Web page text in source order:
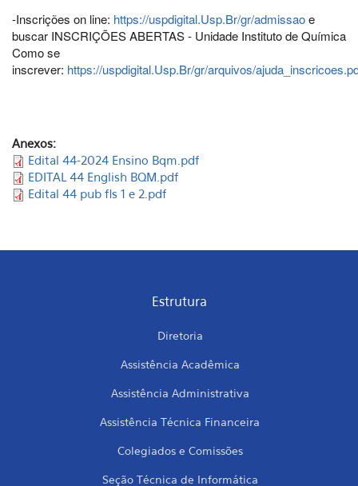
-Inscrições on line: https://uspdigital.Usp.Br/gr/admissaoe
buscar INSCRIÇÕES ABERTAS - Unidade Instituto de Química
Como se
inscrever: https://uspdigital.Usp.Br/gr/arquivos/
Anexos:
Edital 44-2024 Ensino Bqm.pdf
EDITAL 44 English BQM.pdf
Edital 44 pub fls 1 e 2.pdf
Estrutura
Diretoria
Assistência Acadêmica
Assistência Administrativa
Assistência Técnica Financeira
Colegiados e Comissões
Seção Técnica de Informática